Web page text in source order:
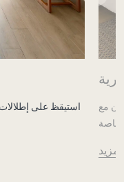
استيقظ على إطلالات
مع